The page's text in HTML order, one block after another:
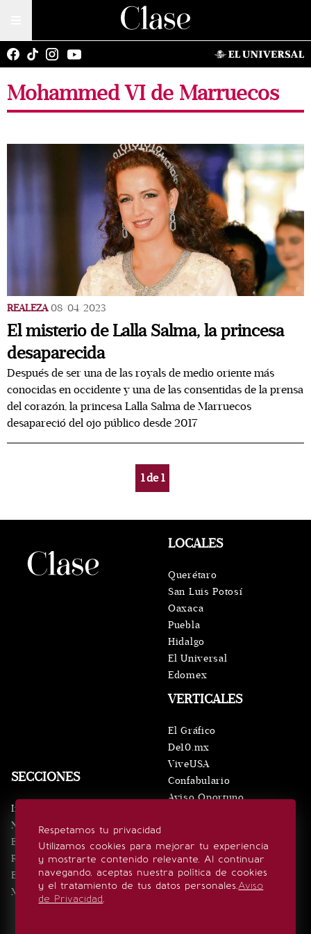
Mohammed VI de Marruecos
REALEZA 08/04/2023
El misterio de Lalla Salma, la princesa
desaparecida
Después de ser una de las royals de medio oriente más
conocidas en occidente y una de las consentidas de la prensa
del corazón, la princesa Lalla Salma de Marruecos
desapareció del ojo público desde 2017
1de1
Respetamos tu privacidad
Utilizamos cookies para mejorar tu experiencia
y mostrarte contenido relevante. Al continuar
navegando, aceptas nuestra política de cookies
y el tratamiento de tus datos personales.Aviso
de Privacidad.
SECCIONES
Inicio
Noticias
Eventos
Realeza
Estilo de vida
Minuto x Minuto
VERTICALES
El Gráfico
De10.mx
ViveUSA
Confabulario
Aviso Oportuno
LOCALES
Querétaro
San Luis Potosí
Oaxaca
Puebla
Hidalgo
El Universal
Edomex
SÍGUENOS